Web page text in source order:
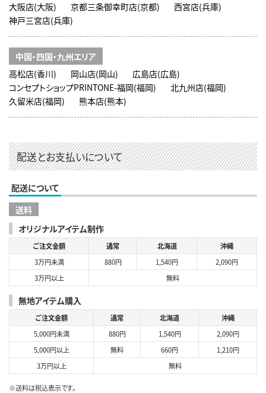
大阪店(大阪)
京都三条御幸町店(京都)
西宮店(兵庫)
神戸三宮店(兵庫)
中国・四国・九州エリア
高松店(香川)
岡山店(岡山)
広島店(広島)
コンセプトショップPRINTONE-福岡(福岡)
北九州店(福岡)
久留米店(福岡)
熊本店(熊本)
配送とお支払いについて
配送について
送料
オリジナルアイテム制作
ご注文金額 通常 北海道
沖縄
3万円未満
880円 1,540円
2,090円
3万円以上
無料
無地アイテム購入
ご注文金額 通常 北海道
沖縄
5,000円未満
880円 1,540円
2,090円
5,000円以上
無料 660円
1,210円
3万円以上
無料
※送料は税込表示です。